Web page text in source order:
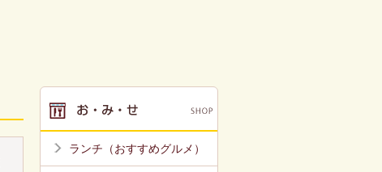
ランチ（おすすめグルメ）